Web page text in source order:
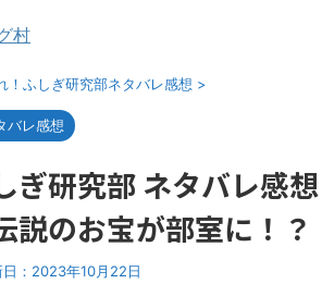
村
！ふしぎ研究部ネタバレ感想 >
バレ感想
ぎ研究部 ネタバレ感
説のお宝が部室に！？
： 2023年10月22日